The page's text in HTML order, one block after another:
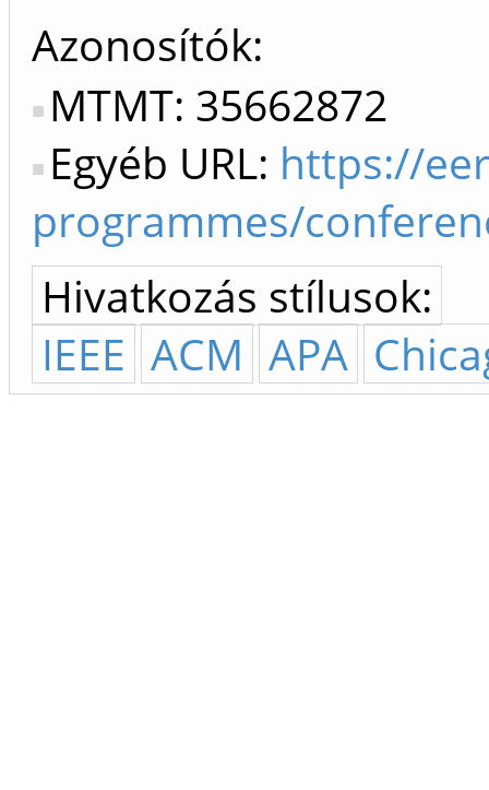
Azonosítók
MTMT: 35662872
Egyéb URL: https://
programmes/
Hivatkozás stílusok:
IEEE ACM APA